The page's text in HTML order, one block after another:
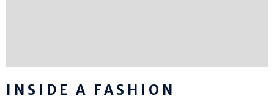
INSIDE A FASHION